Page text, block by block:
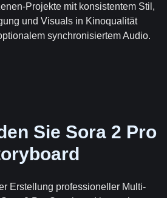
Projekte mit konsistentem Stil,
und Visuals in Kinoqualität
synchronisiertem Audio.
Sie Sora 2 Pro
Erstellung professioneller Multi-